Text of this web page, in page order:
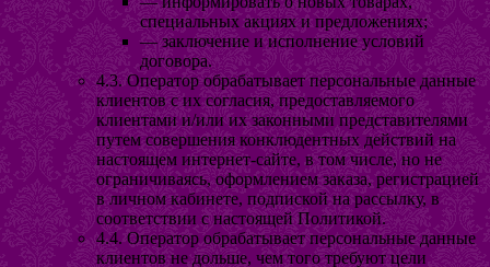
специальных акциях и предложениях;
— заключение и исполнение условий
договора.
4.3. Оператор обрабатывает персональные данные
клиентов с их согласия, предоставляемого
клиентами и/или их законными представителями
путем совершения конклюдентных действий на
настоящем интернет-сайте, в том числе, но не
ограничиваясь, оформлением заказа, регистрацией
в личном кабинете, подпиской на рассылку, в
соответствии с настоящей Политикой.
4.4. Оператор обрабатывает персональные данные
клиентов не дольше, чем того требуют цели